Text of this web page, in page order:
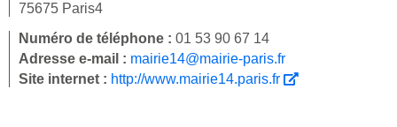
75675 Paris4
Numéro de téléphone : 01 53 90 67 14
Adresse e-mail : mairie14@mairie-paris.fr
Site internet : http://www.mairie14.paris.fr